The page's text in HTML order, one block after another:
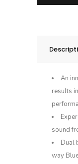
2i
An
results
sound
Dual
way